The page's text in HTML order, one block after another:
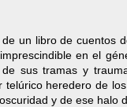
un libro de cuentos
en el
sus tramas y
telúrico heredero de
y de ese halo